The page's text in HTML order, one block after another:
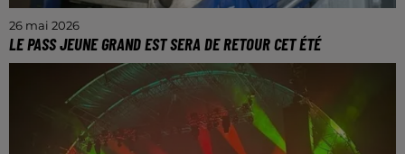
26 mai 2026
LE PASS JEUNE GRAND EST SERA DE RETOUR CET ÉTÉ
Avec quelques nouveautés pour la saison 2026.